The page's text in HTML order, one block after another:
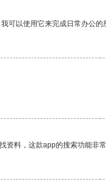
可以使用它来完成日常办公的
料，这款app的搜索功能非